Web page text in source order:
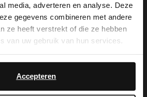
media, adverteren en analyse. Deze
gegevens combineren met andere
ze heeft verstrekt of die ze hebben
van uw gebruik van hun services.
Accepteren
149.99
language isn't Dutch. Would
to English?